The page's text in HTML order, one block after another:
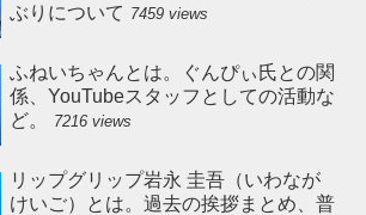
ぶりについて 7459 views
ふねいちゃんとは。ぐんぴぃ氏との関
係、YouTubeスタッフとしての活動な
ど。
7216 views
リップグリップ岩永 圭吾（いわなが
けいご）とは。過去の挨拶まとめ、普